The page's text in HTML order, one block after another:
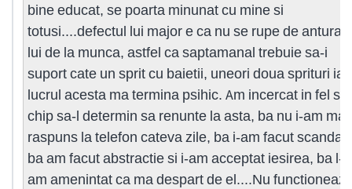
bine educat, se poarta minunat cu mine si
totusi....defectul lui major e ca nu se rupe de
lui de la munca, astfel ca saptamanal trebuie sa-i
suport cate un sprit cu baietii, uneori doua sprituri iar
lucrul acesta ma termina psihic. Am incercat in fel si
chip sa-l determin sa renunte la asta, ba nu i-am mai
raspuns la telefon cateva zile, ba i-am facut scandal,
ba am facut abstractie si i-am acceptat iesirea, ba l-
am amenintat ca ma despart de el....Nu